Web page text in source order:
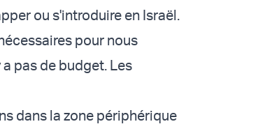
ou s'introduire en Israël.
pour nous
pas de budget. Les
dans la zone périphérique